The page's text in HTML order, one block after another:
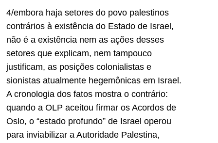
4/embora haja setores do povo palestinos
contrários à existência do Estado de Israel,
não é a existência nem as ações desses
setores que explicam, nem tampouco
justificam, as posições colonialistas e
sionistas atualmente hegemônicas em Israel.
A cronologia dos fatos mostra o contrário:
quando a OLP aceitou firmar os Acordos de
Oslo, o “estado profundo” de Israel operou
para inviabilizar a Autoridade Palestina,